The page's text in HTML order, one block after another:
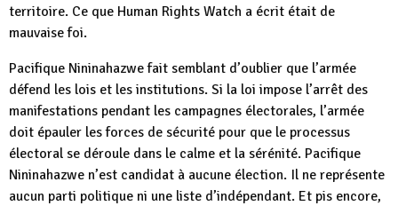
territoire. Ce que Human Rights Watch a écrit était de
mauvaise foi.
Pacifique Nininahazwe fait semblant d’oublier que l’armée
défend les lois et les institutions. Si la loi impose l’arrêt des
manifestations pendant les campagnes électorales, l’armée
doit épauler les forces de sécurité pour que le processus
électoral se déroule dans le calme et la sérénité. Pacifique
Nininahazwe n’est candidat à aucune élection. Il ne représente
aucun parti politique ni une liste d’indépendant. Et pis encore,